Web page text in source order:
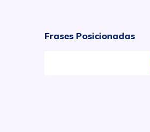
Frases Posicionadas